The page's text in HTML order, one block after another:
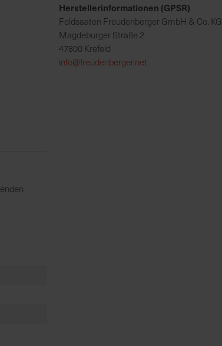
Herstellerinformationen (GPSR)
Feldsaaten Freudenberger GmbH & Co. KG
Magdeburger Straße 2
47800 Krefeld
info@freudenberger.net